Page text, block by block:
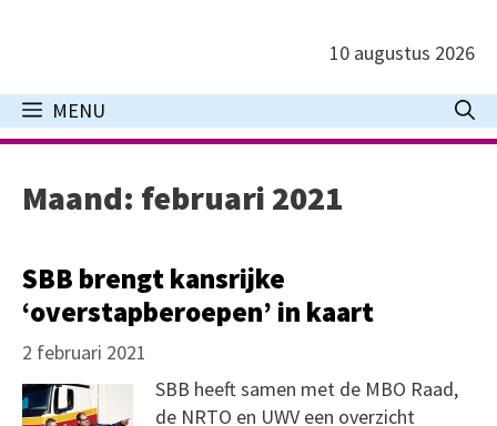
inhoud
10 augustus 2026
MENU
Maand: februari 2021
SBB brengt kansrijke
‘overstapberoepen’ in kaart
2 februari 2021
SBB heeft samen met de MBO Raad,
de NRTO en UWV een overzicht